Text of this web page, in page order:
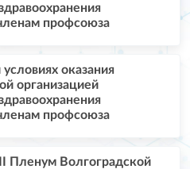
профсоюза
оказания
организацией
профсоюза
Пленум Волгоградской